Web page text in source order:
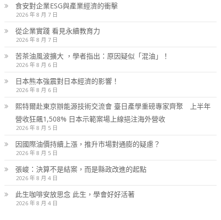
食安對企業ESG與產業經濟的衝擊
2026 年 8 月 7 日
從企業實踐 看見永續教育力
2026 年 8 月 7 日
苦茶油風波擴大 ，學者指出：原因疑似「混油」！
2026 年 8 月 6 日
日本熊本強震對日本經濟的影響！
2026 年 8 月 6 日
熙特爾赴東京辦能源技術交流會 臺日產學重磅專家齊聚 上半年
營收狂飆1,508% 日本示範案場上線挹注海外營收
2026 年 8 月 5 日
因國際油價持續上漲，推升市場對通膨的疑慮？
2026 年 8 月 5 日
張峻：決算不是結案，而是縣政改進的起點
2026 年 8 月 4 日
此生咖啡安放思念 此生，學會好好活著
2026 年 8 月 4 日